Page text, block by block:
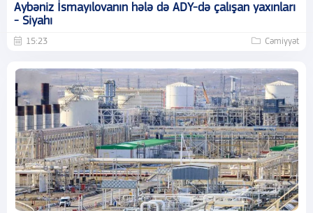
Aybəniz İsmayılovanın hələ də ADY-də çalışan yaxınları
- Siyahı
15:23 Cəmiyyət